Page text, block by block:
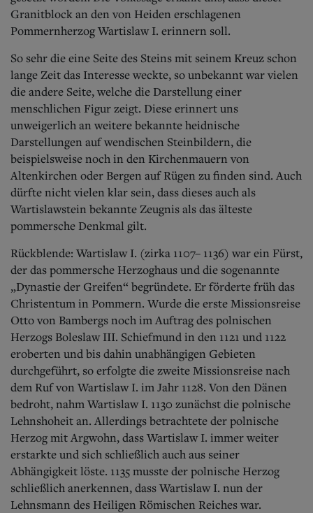
Abonnenten-Login
Abonnent werden
Abo Prämien
Archiv
Mediadaten
Kontakt
Impressum
Datenschutz
Granitblock an den von Heiden erschlagenen
Pommernherzog Wartislaw I. erinnern soll.
So sehr die eine Seite des Steins mit seinem Kreuz schon
lange Zeit das Interesse weckte, so unbekannt war vielen
die andere Seite, welche die Darstellung einer
menschlichen Figur zeigt. Diese erinnert uns
unweigerlich an weitere bekannte heidnische
Darstellungen auf wendischen Steinbildern, die
beispielsweise noch in den Kirchenmauern von
Altenkirchen oder Bergen auf Rügen zu finden sind. Auch
dürfte nicht vielen klar sein, dass dieses auch als
Wartislawstein bekannte Zeugnis als das älteste
pommersche Denkmal gilt.
Rückblende: Wartislaw I. (zirka 1107– 1136) war ein Fürst,
der das pommersche Herzoghaus und die sogenannte
„Dynastie der Greifen“ begründete. Er förderte früh das
Christentum in Pommern. Wurde die erste Missionsreise
Otto von Bambergs noch im Auftrag des polnischen
Herzogs Boleslaw III. Schiefmund in den 1121 und 1122
eroberten und bis dahin unabhängigen Gebieten
durchgeführt, so erfolgte die zweite Missionsreise nach
dem Ruf von Wartislaw I. im Jahr 1128. Von den Dänen
bedroht, nahm Wartislaw I. 1130 zunächst die polnische
Lehnshoheit an. Allerdings betrachtete der polnische
Herzog mit Argwohn, dass Wartislaw I. immer weiter
erstarkte und sich schließlich auch aus seiner
Abhängigkeit löste. 1135 musste der polnische Herzog
schließlich anerkennen, dass Wartislaw I. nun der
Lehnsmann des Heiligen Römischen Reiches war.